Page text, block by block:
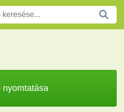
nyomtatása